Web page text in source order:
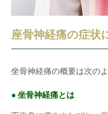
座骨神経痛の症状
坐骨神経痛の概要は次の
● 坐骨神経痛とは